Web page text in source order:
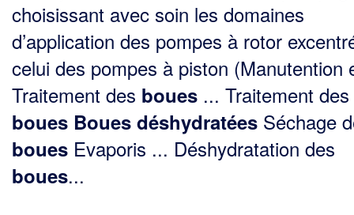
choisissant avec soin les domaines
d’application des pompes à rotor
celui des pompes à piston (Manutention
Traitement des boues ... Traitement des
boues Boues déshydratées Séchage
boues Evaporis ... Déshydratation des
boues...